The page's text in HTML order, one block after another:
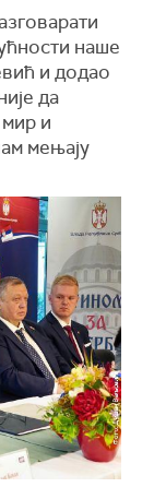
наше
и додао
да
и
мењају